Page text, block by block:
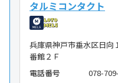
タルミコンタクト
兵庫県神戸市垂水区日
番館２Ｆ
電話番号
078-